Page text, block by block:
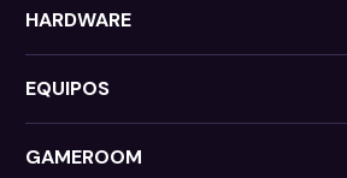
HARDWARE
EQUIPOS
GAMEROOM